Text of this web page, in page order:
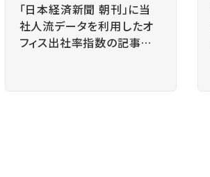
「日本経済新聞 朝刊」に当
社人流データを利用したオ
フィス出社率指数の記事が